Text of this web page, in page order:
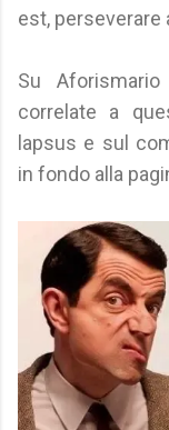
est, perseverare
Su
correlate a
lapsus e sul
in fondo alla